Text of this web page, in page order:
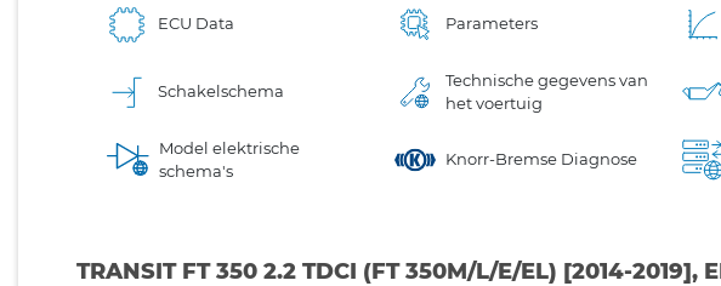
ECU Data Parameters
Schakelschema
Technische gegevens van
het voertuig
Model elektrische
schema's
Knorr-Bremse Diagnose
TRANSIT FT 350 2.2 TDCI (FT 350M/L/E/EL) [2014-2019],